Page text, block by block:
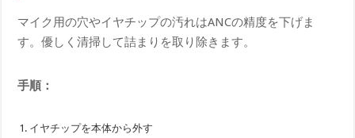
マイク用の穴やイヤチップの汚れはANCの精度を下げま
す。優しく清掃して詰まりを取り除きます。
手順：
イヤチップを本体から外す